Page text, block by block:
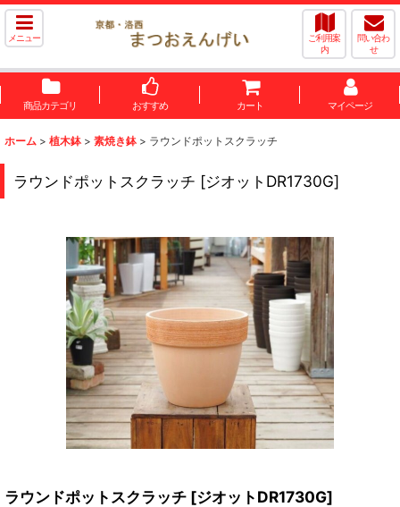
メニュー
ご利用案
内
問い合わ
せ
商品カテゴリ おすすめ カート マイページ
ホーム > 植木鉢 > 素焼き鉢 > ラウンドポットスクラッチ
ラウンドポットスクラッチ [ジオットDR1730G]
ラウンドポットスクラッチ [ジオットDR1730G]